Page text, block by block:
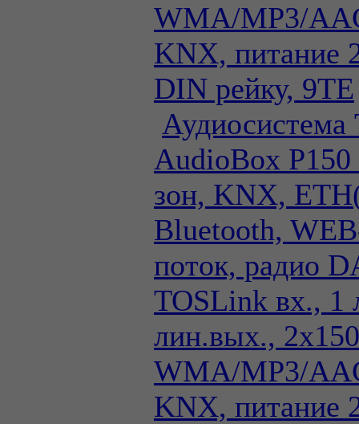
WMA/MP3/
KNX, питание
DIN рейку, 9TE
AudioBox P150
зон, KNX,
Bluetooth,
поток, радио
TOSLink вх., 1
лин.вых.,
WMA/MP3/
KNX, питание